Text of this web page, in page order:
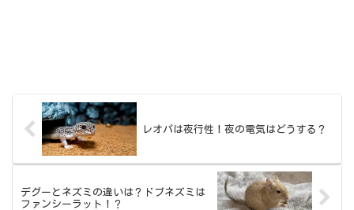
レオパは夜行性！夜の電気はどうする？
デグーとネズミの違いは？ドブネズミは
ファンシーラット！？